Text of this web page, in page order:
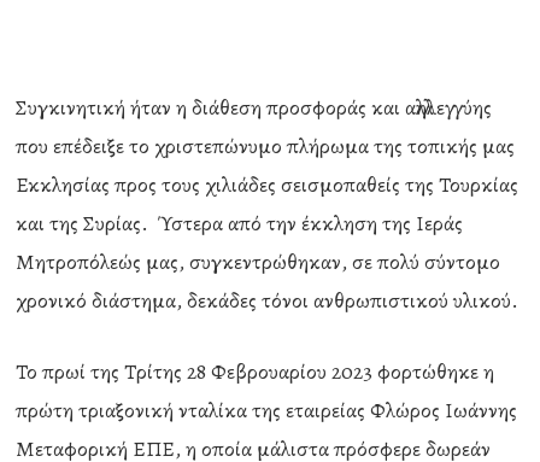
Συγκινητική ήταν η διάθεση προσφοράς και αλληλεγγύης
που επέδειξε το χριστεπώνυμο πλήρωμα της τοπικής μας
Εκκλησίας προς τους χιλιάδες σεισμοπαθείς της Τουρκίας
και της Συρίας. Ύστερα από την έκκληση της Ιεράς
Μητροπόλεώς μας, συγκεντρώθηκαν, σε πολύ σύντομο
χρονικό διάστημα, δεκάδες τόνοι ανθρωπιστικού υλικού.
Το πρωί της Τρίτης 28 Φεβρουαρίου 2023 φορτώθηκε η
πρώτη τριαξονική νταλίκα της εταιρείας Φλώρος Ιωάννης
Μεταφορική ΕΠΕ, η οποία μάλιστα πρόσφερε δωρεάν